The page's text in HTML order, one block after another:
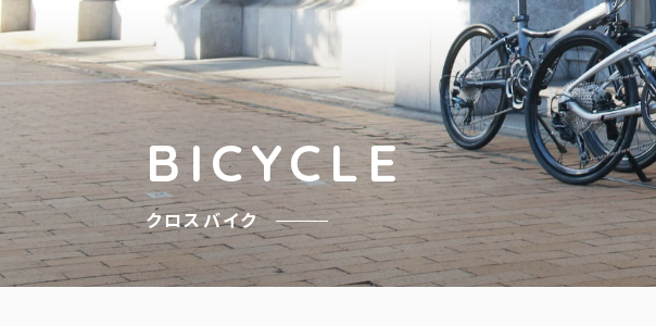
BICYCLE
クロスバイク